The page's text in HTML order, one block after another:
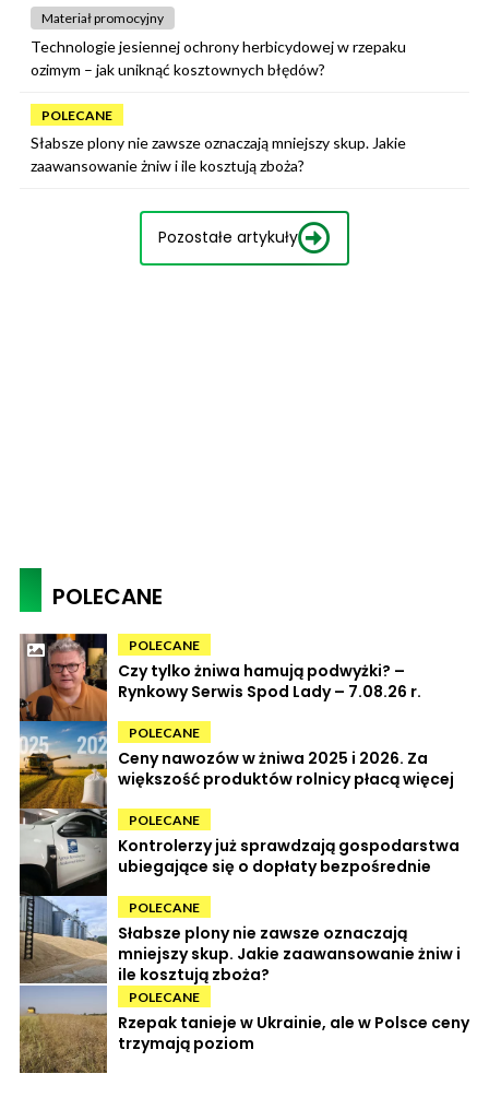
Materiał promocyjny
Technologie jesiennej ochrony herbicydowej w rzepaku
ozimym – jak uniknąć kosztownych błędów?
POLECANE
Słabsze plony nie zawsze oznaczają mniejszy skup. Jakie
zaawansowanie żniw i ile kosztują zboża?
Pozostałe artykuły
POLECANE
POLECANE
Czy tylko żniwa hamują podwyżki? –
Rynkowy Serwis Spod Lady – 7.08.26 r.
POLECANE
Ceny nawozów w żniwa 2025 i 2026. Za
większość produktów rolnicy płacą więcej
POLECANE
Kontrolerzy już sprawdzają gospodarstwa
ubiegające się o dopłaty bezpośrednie
POLECANE
Słabsze plony nie zawsze oznaczają
mniejszy skup. Jakie zaawansowanie żniw i
ile kosztują zboża?
POLECANE
Rzepak tanieje w Ukrainie, ale w Polsce ceny
trzymają poziom